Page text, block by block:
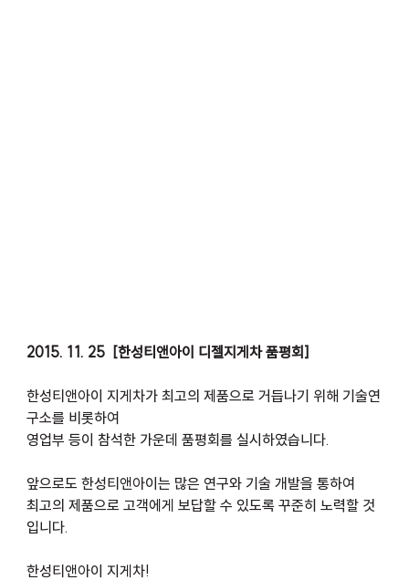
2015. 11. 25  [한성티앤아이 디젤지게차 품평회]
한성티앤아이 지게차가 최고의 제품으로 거듭나기 위해 기술연
구소를 비롯하여
영업부 등이 참석한 가운데 품평회를 실시하였습니다.
앞으로도 한성티앤아이는 많은 연구와 기술 개발을 통하여
최고의 제품으로 고객에게 보답할 수 있도록 꾸준히 노력할 것
입니다.
한성티앤아이 지게차!